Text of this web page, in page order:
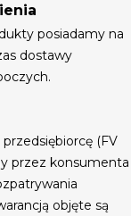
posiadamy na
dostawy
(FV
przez konsumenta
objęte są